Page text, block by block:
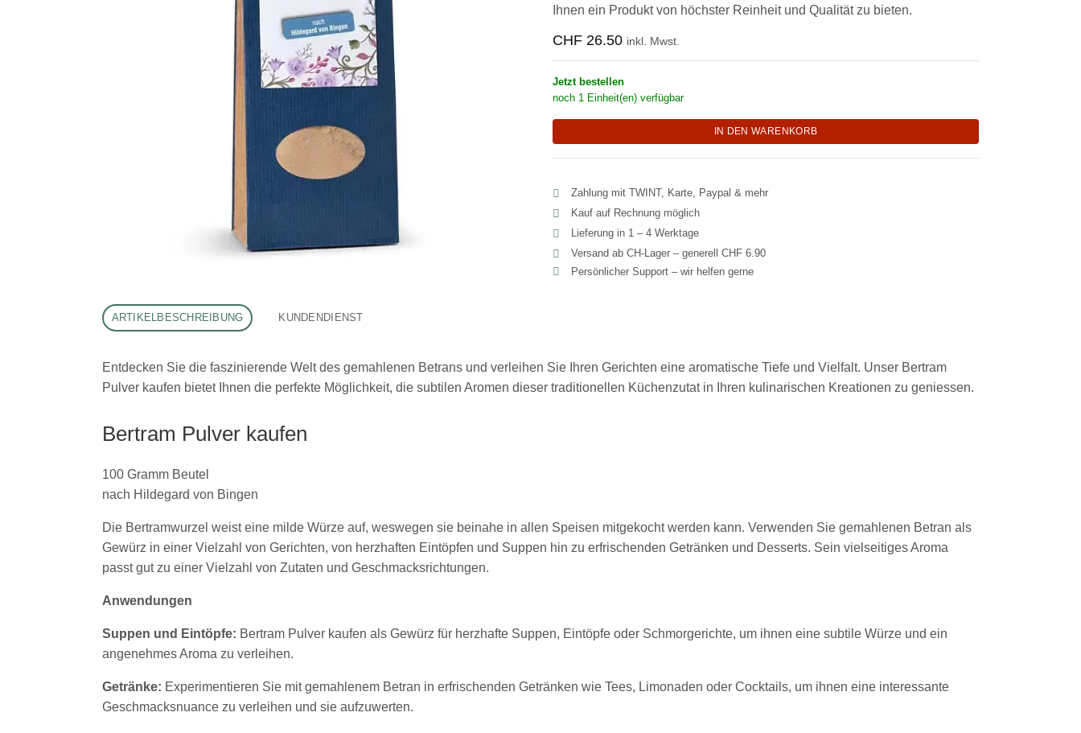
Ihnen ein Produkt von höchster Reinheit und Qualität zu bieten.
CHF 26.50 inkl. Mwst.
Jetzt bestellen
noch 1 Einheit(en) verfügbar
IN DEN WARENKORB
Zahlung mit TWINT, Karte, Paypal & mehr
Kauf auf Rechnung möglich
Lieferung in 1 – 4 Werktage
Versand ab CH‑Lager – generell CHF 6.90
Persönlicher Support – wir helfen gerne
ARTIKELBESCHREIBUNG KUNDENDIENST
Entdecken Sie die faszinierende Welt des gemahlenen Betrans und verleihen Sie Ihren Gerichten eine aromatische Tiefe und Vielfalt. Unser Bertram
Pulver kaufen bietet Ihnen die perfekte Möglichkeit, die subtilen Aromen dieser traditionellen Küchenzutat in Ihren kulinarischen Kreationen zu geniessen.
Bertram Pulver kaufen
100 Gramm Beutel
nach Hildegard von Bingen
Die Bertramwurzel weist eine milde Würze auf, weswegen sie beinahe in allen Speisen mitgekocht werden kann. Verwenden Sie gemahlenen Betran als
Gewürz in einer Vielzahl von Gerichten, von herzhaften Eintöpfen und Suppen hin zu erfrischenden Getränken und Desserts. Sein vielseitiges Aroma
passt gut zu einer Vielzahl von Zutaten und Geschmacksrichtungen.
Anwendungen
Suppen und Eintöpfe: Bertram Pulver kaufen als Gewürz für herzhafte Suppen, Eintöpfe oder Schmorgerichte, um ihnen eine subtile Würze und ein
angenehmes Aroma zu verleihen.
Getränke: Experimentieren Sie mit gemahlenem Betran in erfrischenden Getränken wie Tees, Limonaden oder Cocktails, um ihnen eine interessante
Geschmacksnuance zu verleihen und sie aufzuwerten.